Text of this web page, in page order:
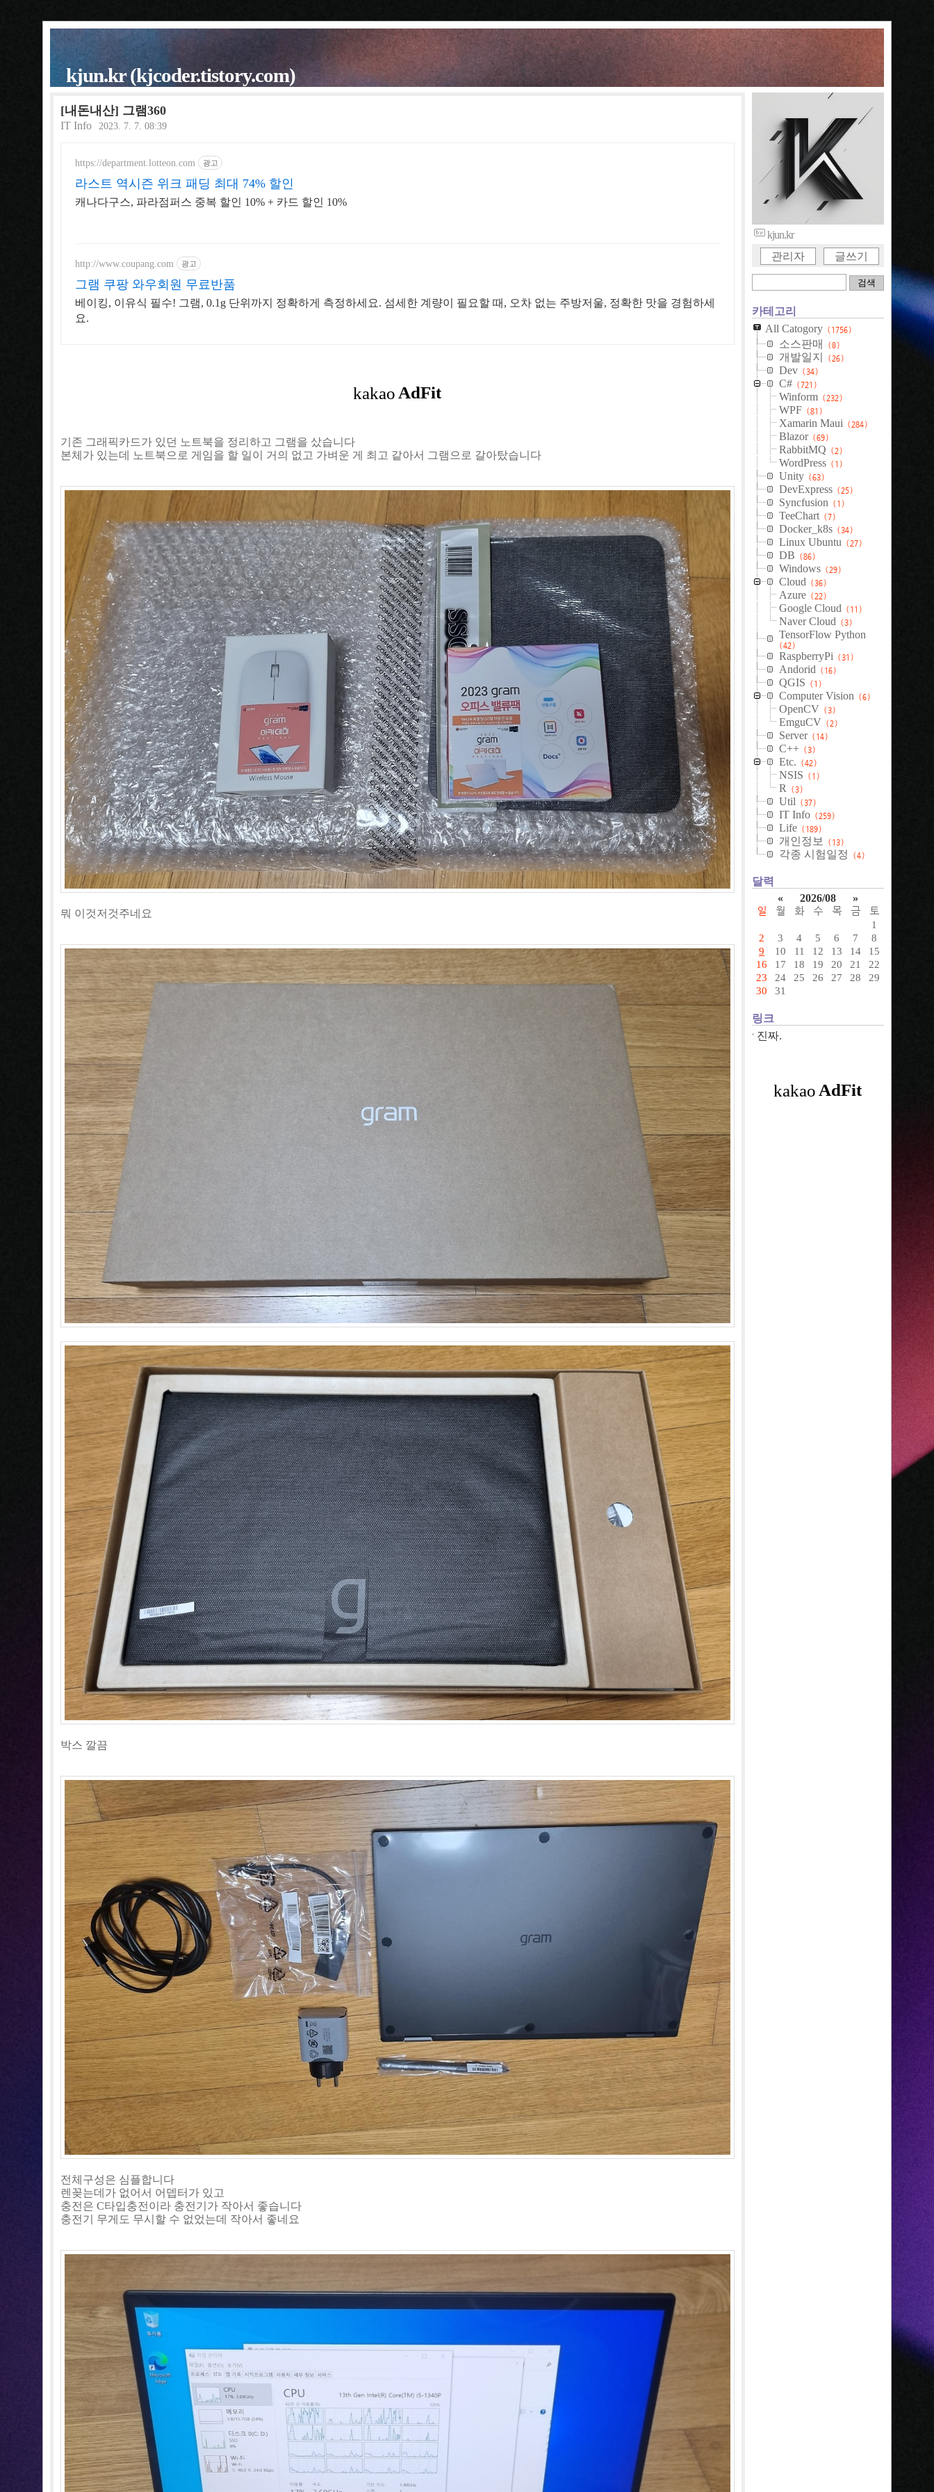
kjun.kr (kjcoder.tistory.com)
[내돈내산] 그램360
IT Info 2023. 7. 7. 08:39
https://department.lotteon.com 광고
라스트 역시즌 위크 패딩 최대 74% 할인
캐나다구스, 파라점퍼스 중복 할인 10% + 카드 할인 10%
http://www.coupang.com 광고
그램 쿠팡 와우회원 무료반품
베이킹, 이유식 필수! 그램, 0.1g 단위까지 정확하게 측정하세요. 섬세한 계량이 필요할 때, 오차 없는 주방저울, 정확한 맛을 경험하세
요.
기존 그래픽카드가 있던 노트북을 정리하고 그램을 샀습니다
본체가 있는데 노트북으로 게임을 할 일이 거의 없고 가벼운 게 최고 같아서 그램으로 갈아탔습니다
뭐 이것저것주네요
박스 깔끔
전체구성은 심플합니다
렌꽂는데가 없어서 어뎁터가 있고
충전은 C타입충전이라 충전기가 작아서 좋습니다
충전기 무게도 무시할 수 없었는데 작아서 좋네요
kjun.kr
관리자
글쓰기
카테고리
All Catogory (1756)
소스판매 (0)
개발일지 (26)
Dev (34)
C# (721)
Winform (232)
WPF (81)
Xamarin Maui (284)
Blazor(69)
RabbitMQ (2)
WordPress (1)
Unity (63)
DevExpress (25)
Syncfusion (1)
TeeChart (7)
Docker_k8s (34)
Linux Ubuntu (27)
DB (86)
Windows (29)
Cloud (36)
Azure (22)
Google Cloud (11)
Naver Cloud (3)
TensorFlow Python
(42)
RaspberryPi (31)
Andorid (16)
QGIS (1)
Computer Vision (6)
OpenCV (3)
EmguCV (2)
Server(14)
C++ (3)
Etc. (42)
NSIS (1)
R (3)
Util (37)
IT Info (259)
Life (189)
개인정보 (13)
각종 시험일정 (4)
달력
«
2026/08 »
일 월 화 수 목 금 토
1
2
3 4 5 6 7
8
9
10 11 12 13 14
15
16
17 18 19 20 21
22
23
24 25 26 27 28
29
30
31
링크
진짜.